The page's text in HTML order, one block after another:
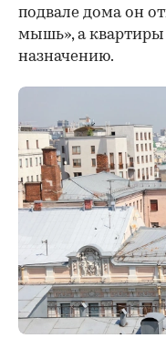
подвале дома он
мышь», а квартиры
назначению.